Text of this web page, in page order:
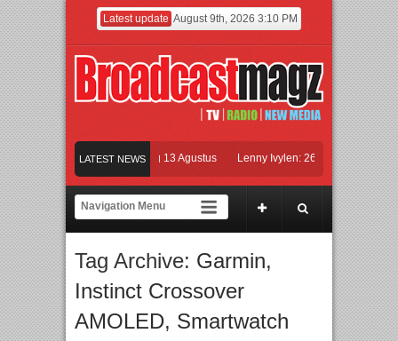
Latest update August 9th, 2026 3:10 PM
LATEST NEWS
MEJIK Siap Tayang 13 Agustus Lenny Ivylen: 26 Tahun Jaga
Universitas Agung Podomoro Jalin Kerja Sama Pendidikan dan Riset untuk
Tag Archive: Garmin,
Instinct Crossover
AMOLED, Smartwatch